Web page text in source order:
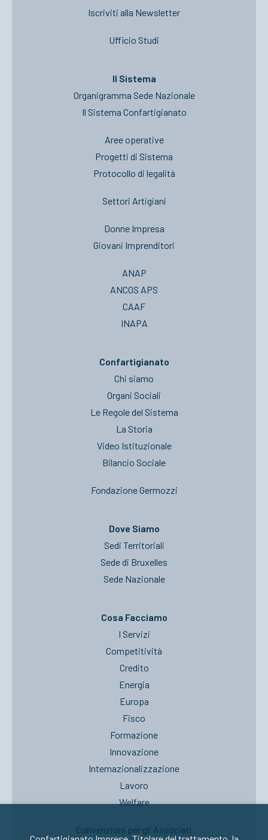
Iscriviti alla Newsletter
Ufficio Studi
Il Sistema
Organigramma Sede Nazionale
Il Sistema Confartigianato
Aree operative
Progetti di Sistema
Protocollo di legalità
Settori Artigiani
Donne Impresa
Giovani Imprenditori
ANAP
ANCOS APS
CAAF
INAPA
Confartigianato
Chi siamo
Organi Sociali
Le Regole del Sistema
La Storia
Video Istituzionale
Bilancio Sociale
Fondazione Germozzi
Dove Siamo
Sedi Territoriali
Sede di Bruxelles
Sede Nazionale
Cosa Facciamo
I Servizi
Competitività
Credito
Energia
Europa
Fisco
Formazione
Innovazione
Internazionalizzazione
Lavoro
Welfare
Convenzioni per gli Associati